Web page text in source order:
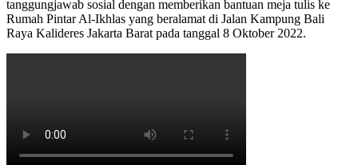
tanggungjawab sosial dengan memberikan bantuan meja tulis ke
Rumah Pintar Al-Ikhlas yang beralamat di Jalan Kampung Bali
Raya Kalideres Jakarta Barat pada tanggal 8 Oktober 2022.